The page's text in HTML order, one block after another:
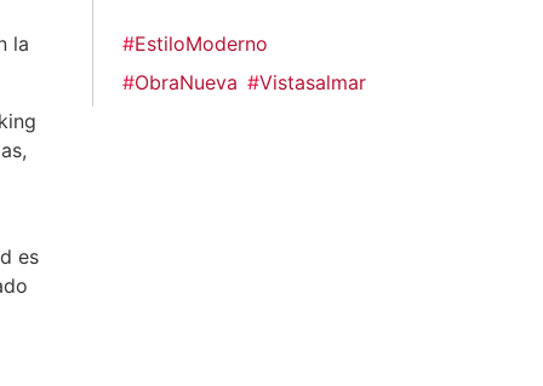
la
es
#EstiloModerno
#ObraNueva #Vistasalmar